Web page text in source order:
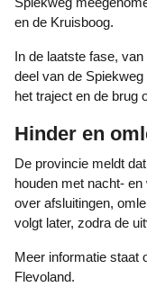
en de Kruisboog.
In de laatste fase, van half oktober tot begin november, staat het
deel van de
het traject en de brug
Hinder en
De provincie meldt dat weggebruikers vooral rekening moeten
houden met nacht-
over afsluitingen,
volgt later, zodra de
Meer informatie staat
Flevoland.